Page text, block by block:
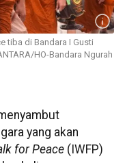
tiba di Bandara I Gusti
HO-Bandara Ngurah
yang akan
for Peace (IWFP)